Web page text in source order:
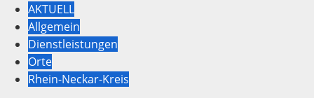
AKTUELL
Allgemein
Dienstleistungen
Orte
Rhein-Neckar-Kreis